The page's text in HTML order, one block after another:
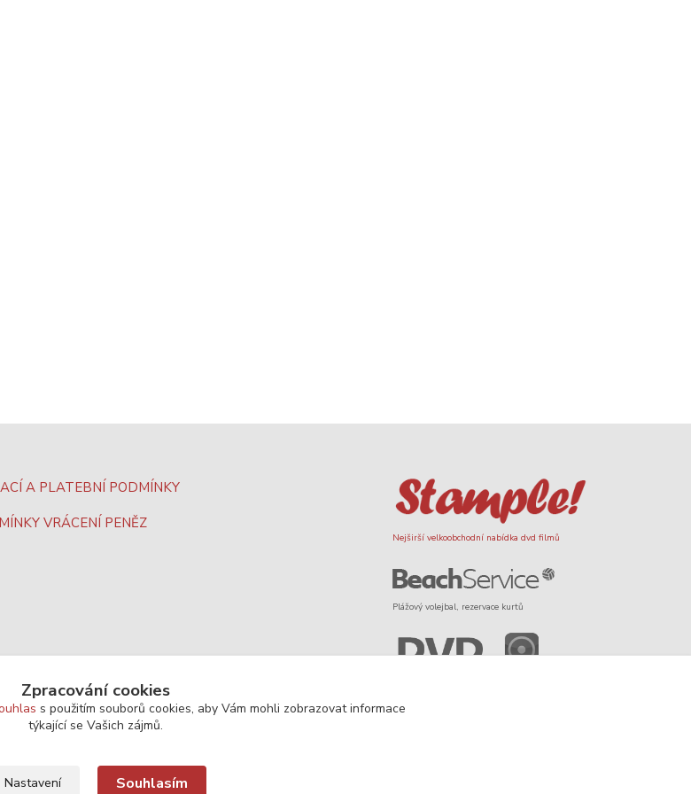
A PLATEBNÍ PODMÍNKY
VRÁCENÍ PENĚZ
Nejširší velkoobchodní nabídka dvd filmů
Plážový volejbal, rezervace kurtů
Zpracování cookies
s použitím souborů cookies, aby Vám mohli zobrazovat informace
týkající se Vašich zájmů.
Nastavení Souhlasím